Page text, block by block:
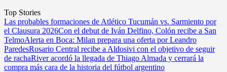
Top Stories
Las probables formaciones de Atlético Tucumán vs. Sarmiento por
el Clausura 2026Con el debut de Iván Delfino, Colón recibe a San
TelmoAlerta en Boca: Milan prepara una oferta por Leandro
ParedesRosario Central recibe a Aldosivi con el objetivo de seguir
de rachaRiver acordó la llegada de Thiago Almada y cerrará la
compra más cara de la historia del fútbol argentino